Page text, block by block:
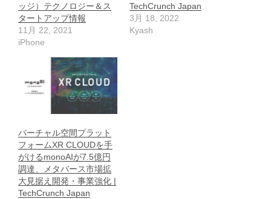
ッジ）テクノロジー＆ス
タートアップ情報
11月 22, 2021
iPhone
TechCrunch Japan
3月 18, 2022
Kyash
バーチャル空間プラット
フォームXR CLOUDを手
がけるmonoAIが7.5億円
調達、メタバース市場拡
大見据え開発・事業強化 |
TechCrunch Japan